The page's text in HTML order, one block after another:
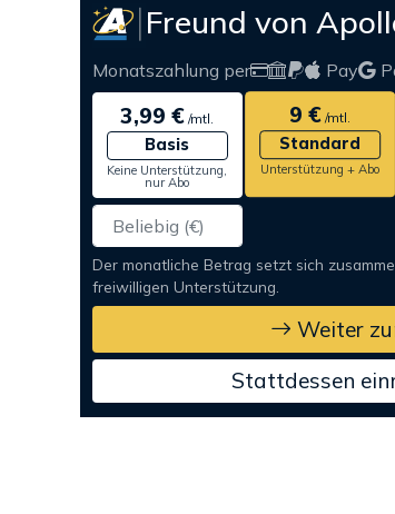
Freund von
Monatszahlung per Pay
3,99 € /mtl.
Basis
Keine Unterstützung,
nur Abo
9 € /mtl.
Standard
Unterstützung + Abo
Der monatliche Betrag setzt sich
freiwilligen Unterstützung.
Weiter
Stattdessen